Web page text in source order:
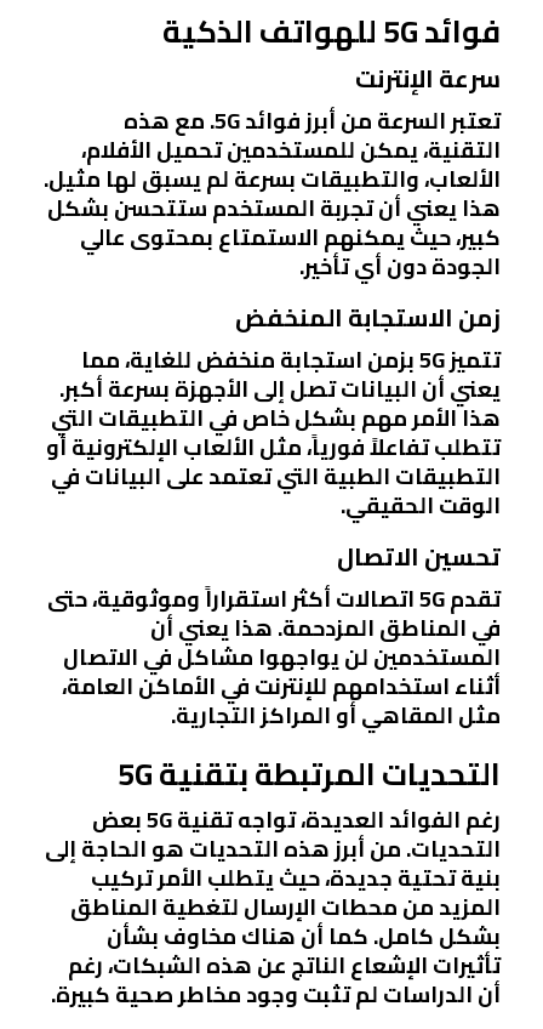
فوائد 5G للهواتف الذكية
سرعة الإنترنت
تعتبر السرعة من أبرز فوائد 5G. مع هذه
التقنية، يمكن للمستخدمين تحميل الأفلام،
الألعاب، والتطبيقات بسرعة لم يسبق لها مثيل.
هذا يعني أن تجربة المستخدم ستتحسن بشكل
كبير، حيث يمكنهم الاستمتاع بمحتوى عالي
الجودة دون أي تأخير.
زمن الاستجابة المنخفض
تتميز 5G بزمن استجابة منخفض للغاية، مما
يعني أن البيانات تصل إلى الأجهزة بسرعة أكبر.
هذا الأمر مهم بشكل خاص في التطبيقات التي
تتطلب تفاعلاً فورياً، مثل الألعاب الإلكترونية أو
التطبيقات الطبية التي تعتمد على البيانات في
الوقت الحقيقي.
تحسين الاتصال
تقدم 5G اتصالات أكثر استقراراً وموثوقية، حتى
في المناطق المزدحمة. هذا يعني أن
المستخدمين لن يواجهوا مشاكل في الاتصال
أثناء استخدامهم للإنترنت في الأماكن العامة،
مثل المقاهي أو المراكز التجارية.
التحديات المرتبطة بتقنية 5G
رغم الفوائد العديدة، تواجه تقنية 5G بعض
التحديات. من أبرز هذه التحديات هو الحاجة إلى
بنية تحتية جديدة، حيث يتطلب الأمر تركيب
المزيد من محطات الإرسال لتغطية المناطق
بشكل كامل. كما أن هناك مخاوف بشأن
تأثيرات الإشعاع الناتج عن هذه الشبكات، رغم
أن الدراسات لم تثبت وجود مخاطر صحية كبيرة.